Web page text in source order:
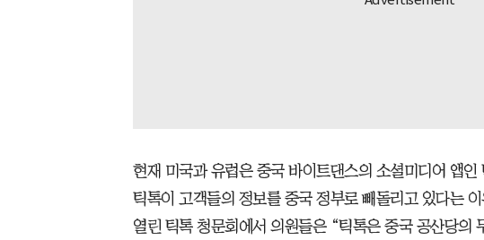
현재 미국과 유럽은 중국 바이트댄스의 소셜미디어 앱
틱톡이 고객들의 정보를 중국 정부로 빼돌리고 있다는
열린 틱톡 청문회에서 의원들은 “틱톡은 중국 공산당의